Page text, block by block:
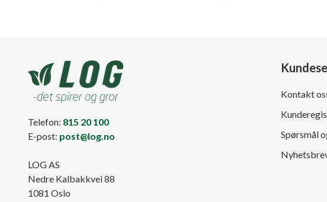
Telefon: 815 20 100
E-post: post@log.no
LOG AS
Nedre Kalbakkvei 88
1081 Oslo
Kontakt
Spørsmål